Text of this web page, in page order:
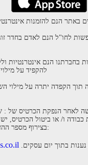
להקפיד על
תוך הקפדה יתרה על מילוי
כבודה ו/ או ביטול הכרטיס,
בצירוף מספר ההזמנה לכתובת המייל: